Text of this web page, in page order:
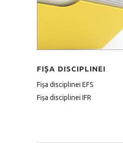
FIȘA DISCIPLINEI
Fișa disciplinei EFS
Fișa disciplinei IFR